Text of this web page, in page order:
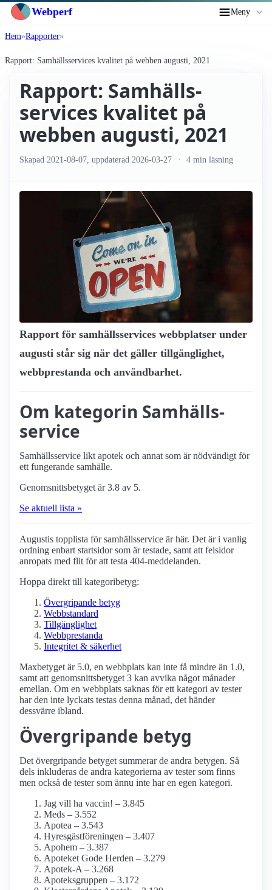
Webperf Meny
Hem Rapporter
Rapport: Samhälls­services kvalitet på webben augusti, 2021
Rapport: Samhälls­
services kvalitet på
webben augusti, 2021
Skapad 2021-08-07 , uppdaterad 2026-03-27 4 min läsning
Rapport för samhälls­services webbplatser under
augusti står sig när det gäller tillgänglighet,
webbprestanda och användbarhet.
Om kategorin Samhälls­
service
Samhälls­service likt apotek och annat som är nödvändigt för
ett fungerande samhälle.
Genomsnittsbetyget är 3.8 av 5.
Se aktuell lista »
Augustis topplista för samhälls­service är här. Det är i vanlig
ordning enbart startsidor som är testade, samt att felsidor
anropats med flit för att testa 404-meddelanden.
Hoppa direkt till kategoribetyg:
Övergripande betyg
Webbstandard
Tillgänglighet
Webbprestanda
Integritet & säkerhet
Maxbetyget är 5.0, en webbplats kan inte få mindre än 1.0,
samt att genomsnittsbetyget 3 kan avvika något månader
emellan. Om en webbplats saknas för ett kategori av tester
har den inte lyckats testas denna månad, det händer
dessvärre ibland.
Övergripande betyg
Det övergripande betyget summerar de andra betygen. Så
dels inkluderas de andra kategorierna av tester som finns
men också de tester som ännu inte har en egen kategori.
Jag vill ha vaccin! – 3.845
Meds – 3.552
Apotea – 3.543
Hyresgästföreningen – 3.407
Apohem – 3.387
Apoteket Gode Herden – 3.279
Apotek-A – 3.268
Apoteksgruppen – 3.172